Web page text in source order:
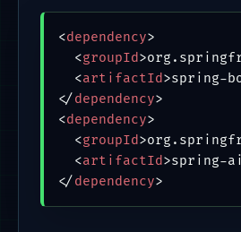
<dependency>
<groupId>
<artifactId>spring-
</dependency>
<dependency>
<groupId>
<artifactId>spring-
</dependency>